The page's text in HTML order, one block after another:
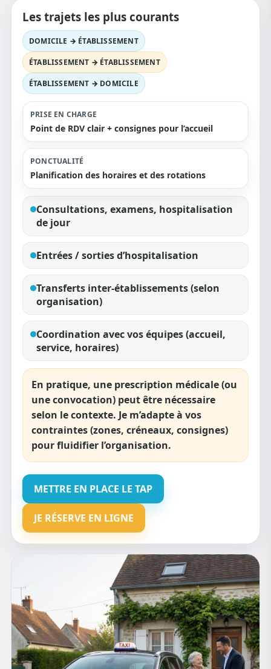
Les trajets les plus courants
DOMICILE → ÉTABLISSEMENT
ÉTABLISSEMENT → ÉTABLISSEMENT
ÉTABLISSEMENT → DOMICILE
PRISE EN CHARGE
Point de RDV clair + consignes pour l’accueil
PONCTUALITÉ
Planification des horaires et des rotations
Consultations, examens, hospitalisation
de jour
Entrées / sorties d’hospitalisation
Transferts inter-établissements (selon
organisation)
Coordination avec vos équipes (accueil,
service, horaires)
En pratique, une prescription médicale(ou
une convocation) peut être nécessaire
selon le contexte. Je m’adapte à vos
contraintes (zones, créneaux, consignes)
pour fluidifier l’organisation.
METTRE EN PLACE LE TAP
JE RÉSERVE EN LIGNE